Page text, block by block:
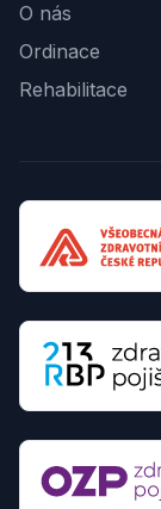
O nás
Ordinace
Rehabilitace